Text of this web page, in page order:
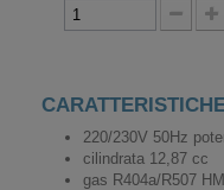
220/230V 50Hz
cilindrata 12,87 cc
gas R404a/R507